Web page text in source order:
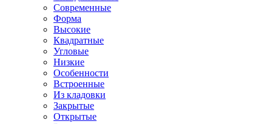
Современные
Форма
Высокие
Квадратные
Угловые
Низкие
Особенности
Встроенные
Из кладовки
Закрытые
Открытые